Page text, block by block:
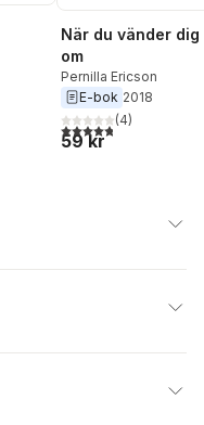
När du vänder dig
om
Pernilla Ericson
E-bok 2018
4,8utav 5 stjärnor.
(4)
59 kr